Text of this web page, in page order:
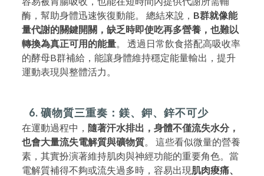
酶，幫助身體迅速恢復動能。 總結來說， B群就像能
量代謝的關鍵開關，缺乏時即使吃再多營養，也難以
轉換為真正可用的能量 。 透過日常飲食搭配高吸收率
的酵母B群補給，能讓身體維持穩定能量輸出，提升
運動表現與整體活力。
6. 礦物質三重奏：鎂、鉀、鋅不可少
在運動過程中， 隨著汗水排出，身體不僅流失水分，
也會大量流失電解質與礦物質 。 這些看似微量的營養
素，其實扮演著維持肌肉與神經功能的重要角色。當
電解質補得不夠或流失過多時，容易出現 肌肉痠痛、